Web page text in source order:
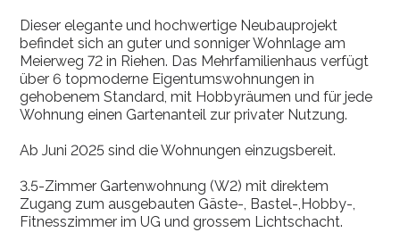
Dieser elegante und hochwertige Neubauprojekt
befindet sich an guter und sonniger Wohnlage am
Meierweg 72 in Riehen. Das Mehrfamilienhaus verfügt
über 6 topmoderne Eigentumswohnungen in
gehobenem Standard, mit Hobbyräumen und für jede
Wohnung einen Gartenanteil zur privater Nutzung.
Ab Juni 2025 sind die Wohnungen einzugsbereit.
3.5-Zimmer Gartenwohnung (W2) mit direktem
Zugang zum ausgebauten Gäste-, Bastel-,Hobby-,
Fitnesszimmer im UG und grossem Lichtschacht.